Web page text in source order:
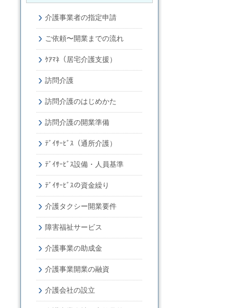
介護事業者の指定申請
ご依頼〜開業までの流れ
ｹｱﾏﾈ（居宅介護支援）
訪問介護
訪問介護のはじめかた
訪問介護の開業準備
ﾃﾞｲｻｰﾋﾞｽ（通所介護）
ﾃﾞｲｻｰﾋﾞｽ設備・人員基準
ﾃﾞｲｻｰﾋﾞｽの資金繰り
介護タクシー開業要件
障害福祉サービス
介護事業の助成金
介護事業開業の融資
介護会社の設立